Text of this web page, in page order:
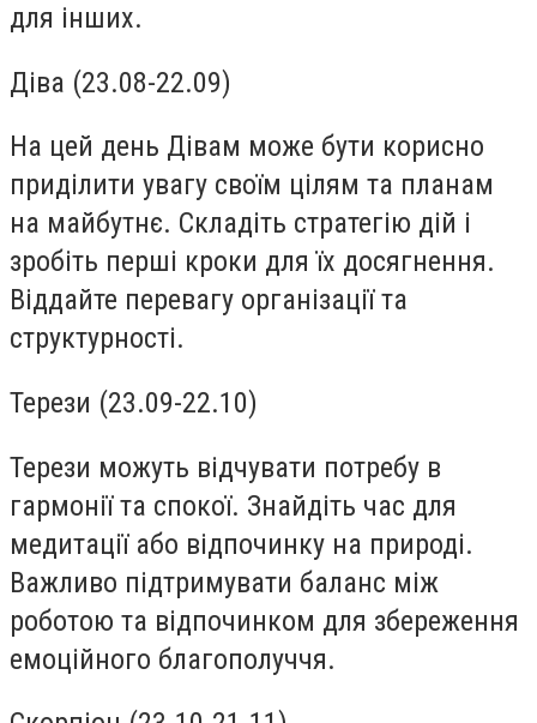
для інших.
Діва (23.08-22.09)
На цей день Дівам може бути корисно
приділити увагу своїм цілям та планам
на майбутнє. Складіть стратегію дій і
зробіть перші кроки для їх досягнення.
Віддайте перевагу організації та
структурності.
Терези (23.09-22.10)
Терези можуть відчувати потребу в
гармонії та спокої. Знайдіть час для
медитації або відпочинку на природі.
Важливо підтримувати баланс між
роботою та відпочинком для збереження
емоційного благополуччя.